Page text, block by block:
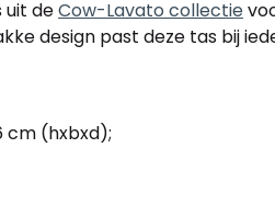
uit deCow-Lavato collectie
design past deze tas bij
cm (hxbxd);